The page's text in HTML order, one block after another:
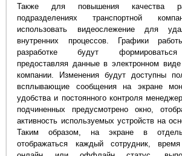
Также для повышения качества
подразделениях транспортной
использовать видеослежение для
внутренних процессов. Графики
разработке будут формироваться
предоставляя данные в электронном
компании. Изменения будут доступны
всплывающие сообщения на экране
удобства и постоянного контроля
подчиненных предусмотрено окно,
активность используемых устройств на
Таким образом, на экране в
отображаться каждый сотрудник, время